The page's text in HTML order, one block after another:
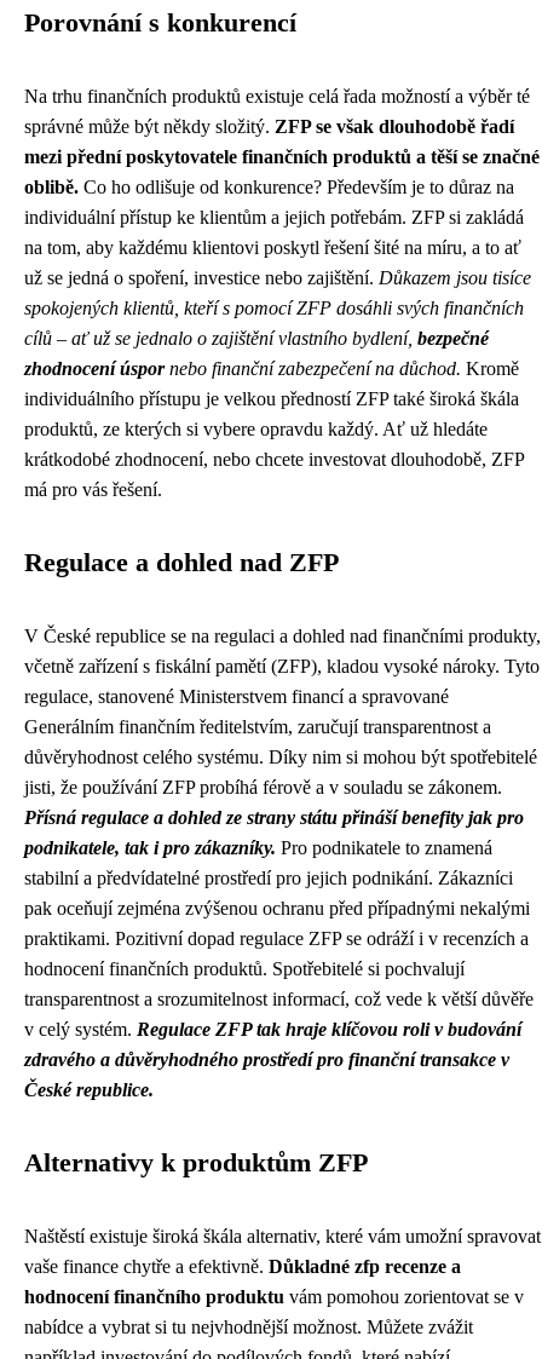
Porovnání s konkurencí
Na trhu finančních produktů existuje celá řada možností a výběr té
správné může být někdy složitý. ZFP se však dlouhodobě řadí
mezi přední poskytovatele finančních produktů a těší se značné
oblibě. Co ho odlišuje od konkurence? Především je to důraz na
individuální přístup ke klientům a jejich potřebám. ZFP si zakládá
na tom, aby každému klientovi poskytl řešení šité na míru, a to ať
už se jedná o spoření, investice nebo zajištění. Důkazem jsou tisíce
spokojených klientů, kteří s pomocí ZFP dosáhli svých finančních
cílů – ať už se jednalo o zajištění vlastního bydlení, bezpečné
zhodnocení úspornebo finanční zabezpečení na důchod. Kromě
individuálního přístupu je velkou předností ZFP také široká škála
produktů, ze kterých si vybere opravdu každý. Ať už hledáte
krátkodobé zhodnocení, nebo chcete investovat dlouhodobě, ZFP
má pro vás řešení.
Regulace a dohled nad ZFP
V České republice se na regulaci a dohled nad finančními produkty,
včetně zařízení s fiskální pamětí (ZFP), kladou vysoké nároky. Tyto
regulace, stanovené Ministerstvem financí a spravované
Generálním finančním ředitelstvím, zaručují transparentnost a
důvěryhodnost celého systému. Díky nim si mohou být spotřebitelé
jisti, že používání ZFP probíhá férově a v souladu se zákonem.
Přísná regulace a dohled ze strany státu přináší benefity jak pro
podnikatele, tak i pro zákazníky. Pro podnikatele to znamená
stabilní a předvídatelné prostředí pro jejich podnikání. Zákazníci
pak oceňují zejména zvýšenou ochranu před případnými nekalými
praktikami. Pozitivní dopad regulace ZFP se odráží i v recenzích a
hodnocení finančních produktů. Spotřebitelé si pochvalují
transparentnost a srozumitelnost informací, což vede k větší důvěře
v celý systém. Regulace ZFP tak hraje klíčovou roli v budování
zdravého a důvěryhodného prostředí pro finanční transakce v
České republice.
Alternativy k produktům ZFP
Naštěstí existuje široká škála alternativ, které vám umožní spravovat
vaše finance chytře a efektivně. Důkladné zfp recenze a
hodnocení finančního produktu vám pomohou zorientovat se v
nabídce a vybrat si tu nejvhodnější možnost. Můžete zvážit